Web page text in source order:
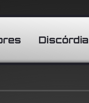
Discórdia